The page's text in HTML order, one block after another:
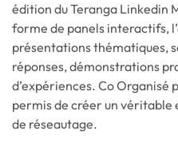
édition du Teranga Linkedin
forme de panels interactifs,
présentations thématiques,
réponses, démonstrations
d’expériences. Co Organisé
permis de créer un véritable
de réseautage.